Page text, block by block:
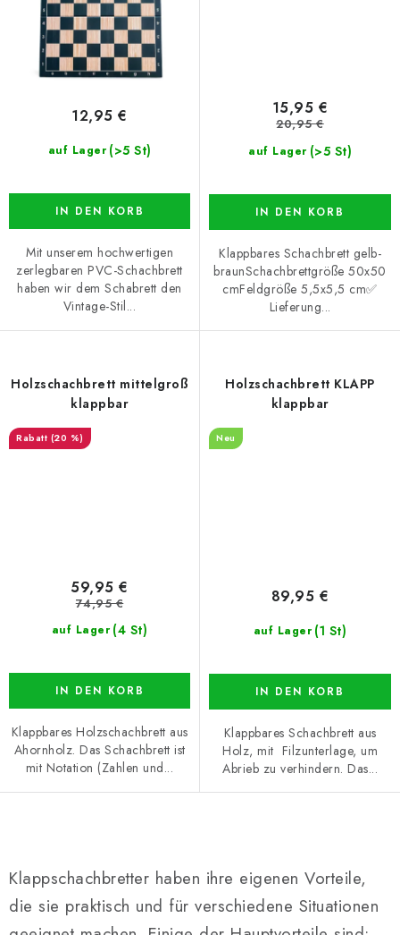
auf Lager (>5 St)
12,95 €
IN DEN KORB
Mit unserem hochwertigen
zerlegbaren PVC-Schachbrett
haben wir dem Schabrett den
Vintage-Stil...
auf Lager (>5 St)
15,95 €
20,95 €
IN DEN KORB
Klappbares Schachbrett gelb-
braunSchachbrettgröße 50x50
cmFeldgröße 5,5x5,5 cm✅
Lieferung...
Holzschachbrett mittelgroß
klappbar
(20 %)
auf Lager (4 St)
59,95 €
74,95 €
IN DEN KORB
Klappbares Holzschachbrett aus
Ahornholz. Das Schachbrett ist
mit Notation (Zahlen und...
Holzschachbrett KLAPP
klappbar
Neu
auf Lager (1 St)
89,95 €
IN DEN KORB
Klappbares Schachbrett aus
Holz, mit Filzunterlage, um
Abrieb zu verhindern. Das...
t
e
u
Klappschachbretter haben ihre eigenen Vorteile,
die sie praktisch und für verschiedene Situationen